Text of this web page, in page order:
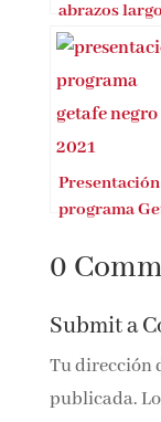
Te mereces
abrazos
Presentación
Negro 2021
Submit a
Tu dirección